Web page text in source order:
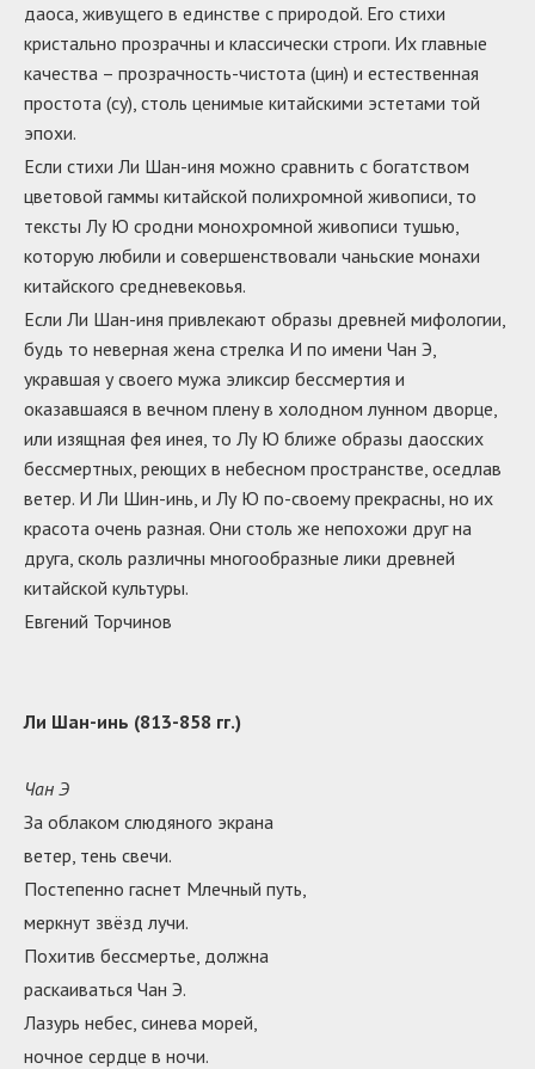
даоса, живущего в единстве с природой. Его стихи
кристально прозрачны и классически строги. Их главные
качества – прозрачность-чистота (цин) и естественная
простота (су), столь ценимые китайскими эстетами той
эпохи.
Если стихи Ли Шан-иня можно сравнить с богатством
цветовой гаммы китайской полихромной живописи, то
тексты Лу Ю сродни монохромной живописи тушью,
которую любили и совершенствовали чаньские монахи
китайского средневековья.
Если Ли Шан-иня привлекают образы древней мифологии,
будь то неверная жена стрелка И по имени Чан Э,
укравшая у своего мужа эликсир бессмертия и
оказавшаяся в вечном плену в холодном лунном дворце,
или изящная фея инея, то Лу Ю ближе образы даосских
бессмертных, реющих в небесном пространстве, оседлав
ветер. И Ли Шин-инь, и Лу Ю по-своему прекрасны, но их
красота очень разная. Они столь же непохожи друг на
друга, сколь различны многообразные лики древней
китайской культуры.
Евгений Торчинов
Ли Шан-инь (813-858 гг.)
Чан Э
За облаком слюдяного экрана
ветер, тень свечи.
Постепенно гаснет Млечный путь,
меркнут звёзд лучи.
Похитив бессмертье, должна
раскаиваться Чан Э.
Лазурь небес, синева морей,
ночное сердце в ночи.